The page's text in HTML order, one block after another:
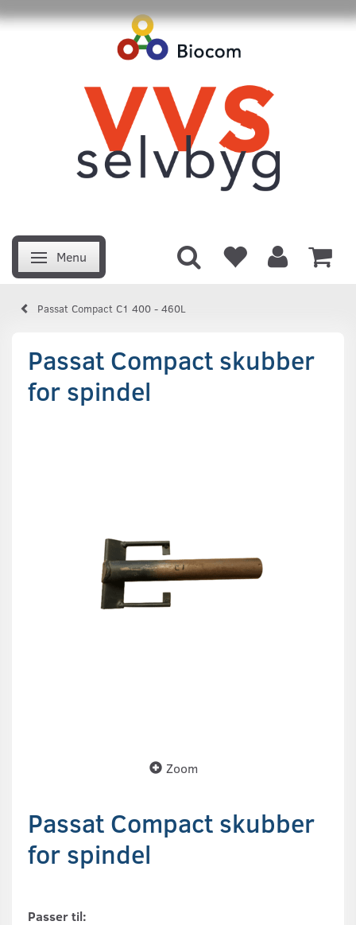
Skifte navigation
Menu
Passat Compact C1 400 - 460L
Passat Compact skubber
for spindel
Zoom
Passat Compact skubber
for spindel
Passer til: